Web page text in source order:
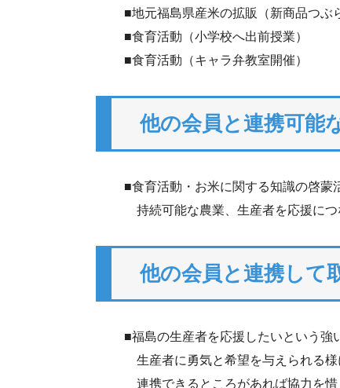
■地元福島県産米の拡販（新商品つぶ
■食育活動（小学校へ出前授業）
■食育活動（キャラ弁教室開催）
他の会員と連携可能
■食育活動・お米に関する知識の啓蒙
持続可能な農業、生産者を応援につ
他の会員と連携して
■福島の生産者を応援したいという強
生産者に勇気と希望を与えられる様
連携できるところがあれば協力を惜